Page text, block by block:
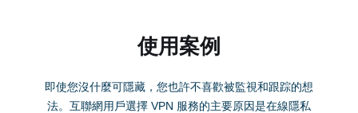
使用案例
即使您沒什麼可隱藏，您也許不喜歡被監視和跟踪的想
法。互聯網用戶選擇 VPN 服務的主要原因是在線隱私